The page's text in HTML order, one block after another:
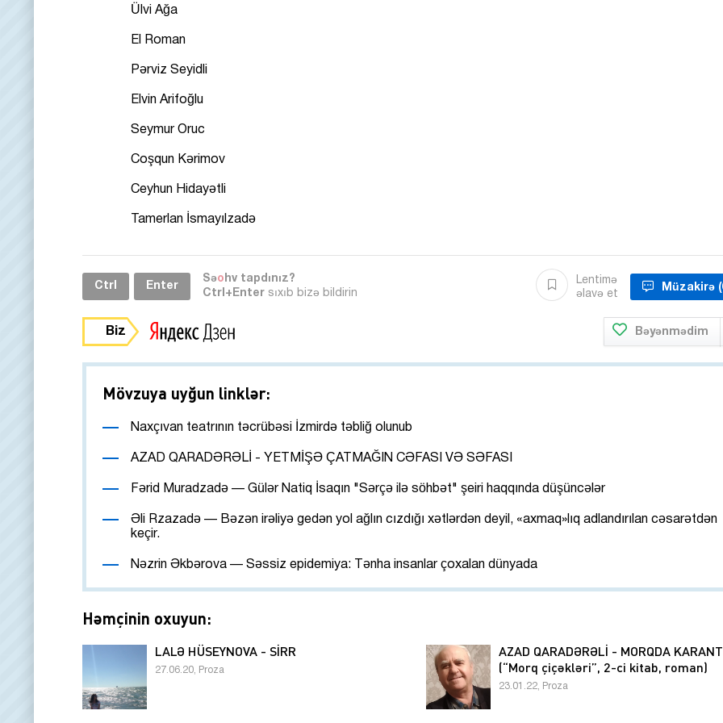
Ülvi Ağa
El Roman
Pərviz Seyidli
Elvin Arifoğlu
Seymur Oruc
Coşqun Kərimov
Ceyhun Hidayətli
Tamerlan İsmayılzadə
Ctrl Enter
Səo hv tapdınız?
Ctrl+Enter sıxıb bizə bildirin
Lentimə
əlavə et
Müzakirə
Biz Bəyənmədim
Mövzuya uyğun linklər:
Naxçıvan teatrının təcrübəsi İzmirdə təbliğ olunub
AZAD QARADƏRƏLİ - YETMİŞƏ ÇATMAĞIN CƏFASI VƏ SƏFASI
Fərid Muradzadə — Gülər Natiq İsaqın "Sərçə ilə söhbət" şeiri haqqında düşüncələr
Əli Rzazadə — Bəzən irəliyə gedən yol ağlın cızdığı xətlərdən deyil, «axmaq»lıq adlandırılan cəsarətdən
keçir.
Nəzrin Əkbərova — Səssiz epidemiya: Tənha insanlar çoxalan dünyada
Həmçinin oxuyun:
LALƏ HÜSEYNOVA - SİRR
27.06.20, Proza
AZAD QARADƏRƏLİ - MORQDA
(“Morq çiçəkləri”, 2-ci kitab, roman)
23.01.22, Proza